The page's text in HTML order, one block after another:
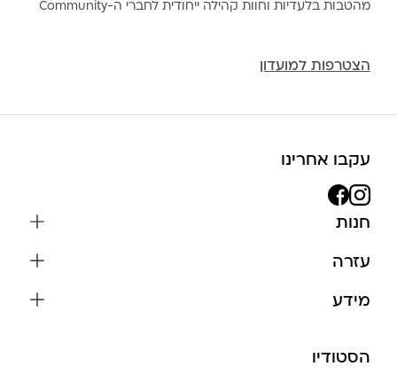
מהטבות בלעדיות וחוות קהילה ייחודית לחברי ה-Community
הצטרפות למועדון
עקבו אחרינו
חנות
צמידים
בגדים
עזרה
מידע
שמירה על התכשיטים
הסטודיו